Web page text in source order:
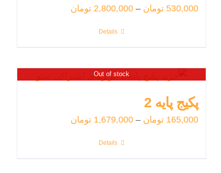
530,000 تومان –
2,800,000 تومان
Details
Out of stock
پکیج پایه 2
165,000 تومان –
1,679,000 تومان
Details